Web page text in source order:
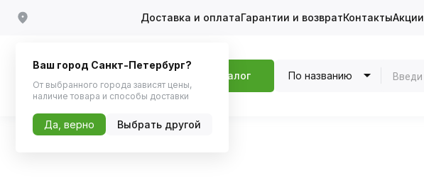
Доставка и оплатаГарантии и возвратКонтактыАкции
Каталог По названию
Ваш город Санкт-Петербург?
От выбранного города зависят цены,
наличие товара и способы доставки
Да, верно Выбрать другой